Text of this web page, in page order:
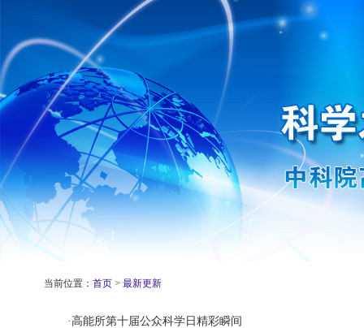
当前位置： 首页 > 最新更新
·高能所第十届公众科学日精彩瞬间